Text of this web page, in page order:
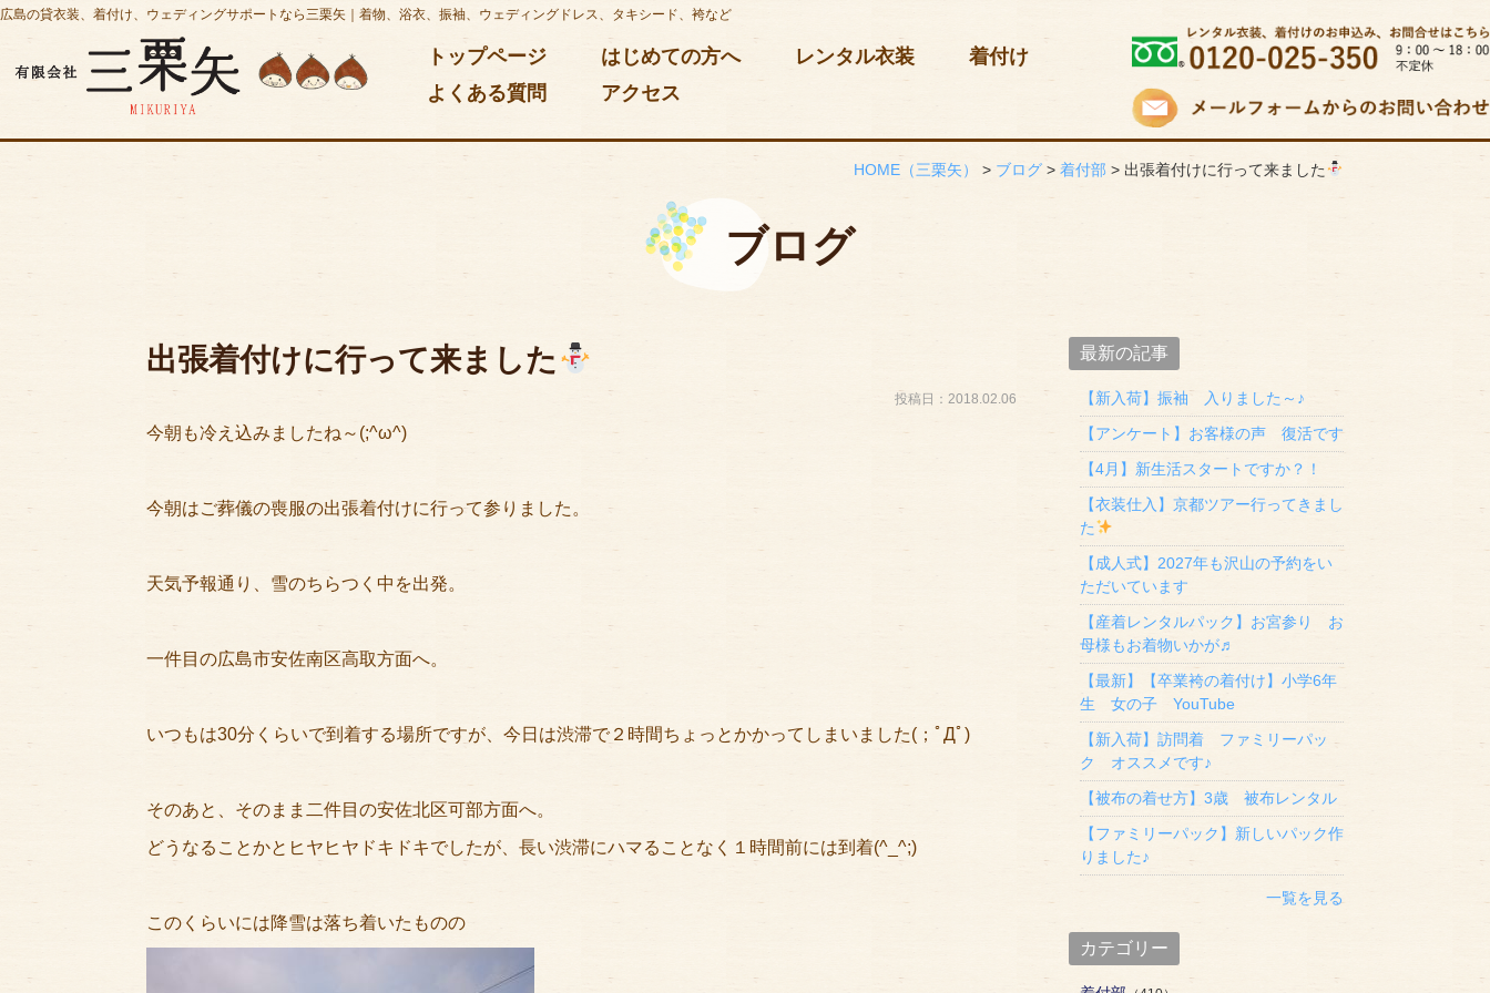
広島の貸衣装、着付け、ウェディングサポートなら三栗矢｜着物、浴衣、振袖、ウェディングドレス、タキシード、袴など
トップページ はじめての方へ レンタル衣装
着付け
よくある質問
アクセス
HOME （三栗矢） > ブログ >着付部 > 出張着付けに行って来ました
ブログ
出張着付けに行って来ました
投稿日：2018.02.06
今朝も冷え込みましたね～(;^ω^)
今朝はご葬儀の喪服の出張着付けに行って参りました。
天気予報通り、雪のちらつく中を出発。
一件目の広島市安佐南区高取方面へ。
いつもは30分くらいで到着する場所ですが、今日は渋滞で２時間ちょっとかかってしまいました(；ﾟДﾟ)
そのあと、そのまま二件目の安佐北区可部方面へ。
どうなることかとヒヤヒヤドキドキでしたが、長い渋滞にハマることなく１時間前には到着(^_^;)
このくらいには降雪は落ち着いたものの
最新の記事
【新入荷】振袖 入りました～♪
【アンケート】お客様の声 復活です
【4月】新生活スタートですか？！
【衣装仕入】京都ツアー行ってきまし
た
【成人式】2027年も沢山の予約をい
ただいています
【産着レンタルパック】お宮参り お
母様もお着物いかが♬
【最新】【卒業袴の着付け】小学6年
生 女の子 YouTube
【新入荷】訪問着 ファミリーパッ
ク オススメです♪
【被布の着せ方】3歳 被布レンタル
【ファミリーパック】新しいパック作
りました♪
一覧を見る
カテゴリー